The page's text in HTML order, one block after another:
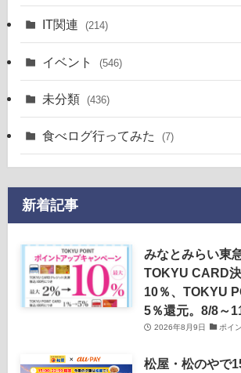
IT関連 (214)
イベント (546)
未分類 (436)
食べログ行ってみた (7)
新着記事
みなとみらい東
TOKYU CARD
10％、TOKYU
5％還元。8/8～
2026年8月9日 ポイ
松屋・松のやで